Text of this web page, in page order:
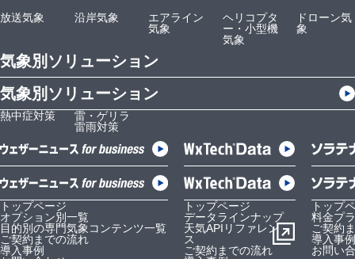
放送気象 沿岸気象
エアライン
気象
ヘリコプタ
ー・小型機
気象
ドローン気
象
気象別ソリューション
気象別ソリューション
熱中症対策
雷・ゲリラ
雷雨対策
トップページ
オプション別一覧
目的別の専門気象コンテンツ一覧
ご契約までの流れ
導入事例
トップページ
データラインナップ
天気APIリファレン
ス
ご契約までの流れ
トップ
料金プ
ご契約
導入事
お問い